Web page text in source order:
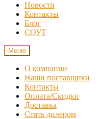
Новости
Контакты
Блог
СОУТ
Меню
О компании
Наши поставщики
Контакты
Оплата/Скидки
Доставка
Стать дилером